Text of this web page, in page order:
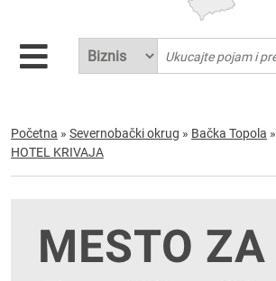
Početna » Severnobački okrug » Bačka Topola »
HOTEL KRIVAJA